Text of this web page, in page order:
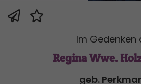
Im Gedenken
Regina Wwe.
geb.